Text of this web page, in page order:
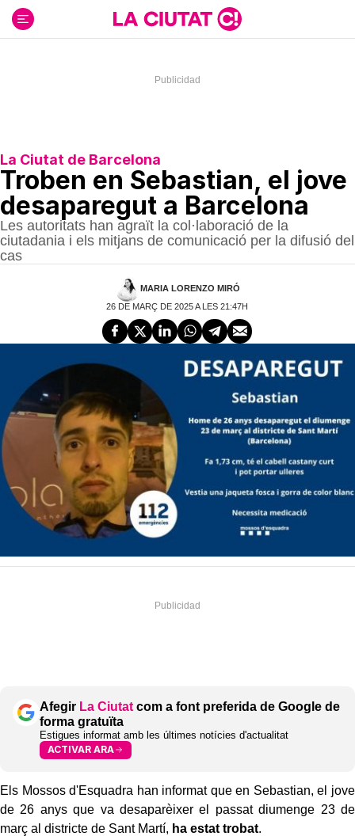
contenido
La Ciutat de Barcelona
Troben en Sebastian, el jove
desaparegut a Barcelona
Les autoritats han agraït la col·laboració de la
ciutadania i els mitjans de comunicació per la difusió del
cas
MARIA LORENZO MIRÓ
26 DE MARÇ DE 2025 A LES 21:47H
Afegir La Ciutat com a font preferida de Google de
forma gratuïta
Estigues informat amb les últimes notícies d'actualitat
ACTIVAR ARA
Els Mossos d'Esquadra han informat que en Sebastian, el jove
de 26 anys que va desaparèixer el passat diumenge 23 de
març al districte de Sant Martí, ha estat trobat.